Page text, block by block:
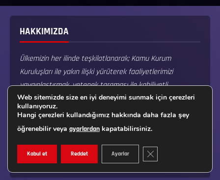
HAKKIMIZDA
Ülkemizin her ilinde teşkilatlanarak; Kamu Kurum
Kuruluşları ile yakın ilişki yürüterek faaliyetlerimizi
yaygınlaştırmak, yetenek taraması ile kabiliyetli
çocuklarımızı branşımıza kazandırmak, ulusal bazda
yapacağımız şampiyonalardan şampiyon olan çocuklarımızı
uluslararası arenada yarıştırarak, uluslararası platformda
en büyük amaçlarımızdandır.
Web sitemizde size en iyi deneyimi sunmak için çerezleri
kullanıyoruz.
Hangi çerezleri kullandığımız hakkında daha fazla şey
öğrenebilir veya ayarlardan kapatabilirsiniz.
Kabul et Reddet Ayarlar GDPR ÇEREZ ŞERIDINI